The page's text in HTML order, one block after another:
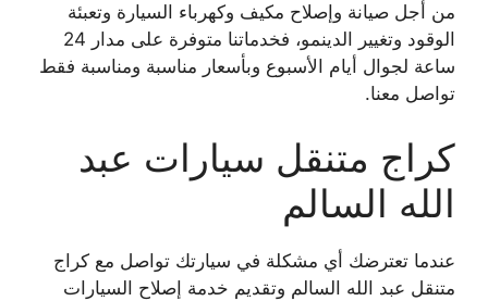
من أجل صيانة وإصلاح مكيف وكهرباء السيارة وتعبئة
الوقود وتغيير الدينمو، فخدماتنا متوفرة على مدار 24
ساعة لجوال أيام الأسبوع وبأسعار مناسبة ومناسبة فقط
تواصل معنا.
كراج متنقل سيارات عبد
الله السالم
عندما تعترضك أي مشكلة في سيارتك تواصل مع كراج
متنقل عبد الله السالم وتقديم خدمة إصلاح السيارات